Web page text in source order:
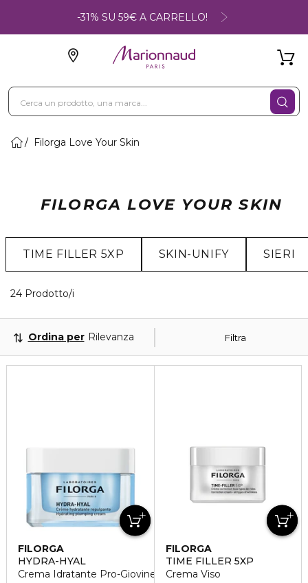
-31% SU 59€ A CARRELLO!
Filorga Love Your Skin
FILORGA LOVE YOUR SKIN
TIME FILLER 5XP SKIN-UNIFY SIERI
24 Prodotto/i
Filtra
Ordina per Rilevanza
FILORGA
HYDRA-HYAL
Crema Idratante Pro-Giovinezza
FILORGA
TIME FILLER 5XP
Crema Viso